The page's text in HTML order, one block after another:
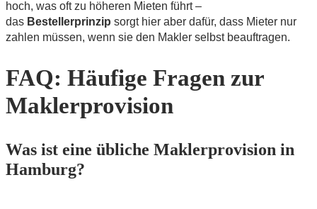
hoch, was oft zu höheren Mieten führt –
das Bestellerprinzip sorgt hier aber dafür, dass Mieter nur
zahlen müssen, wenn sie den Makler selbst beauftragen.
FAQ: Häufige Fragen zur
Maklerprovision
Was ist eine übliche Maklerprovision in
Hamburg?